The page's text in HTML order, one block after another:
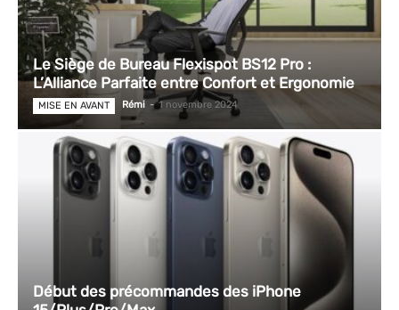
Le Siège de Bureau Flexispot BS12 Pro :
L’Alliance Parfaite entre Confort et Ergonomie
MISE EN AVANT Rémi - 1 novembre 2024
Début des précommandes des iPhone